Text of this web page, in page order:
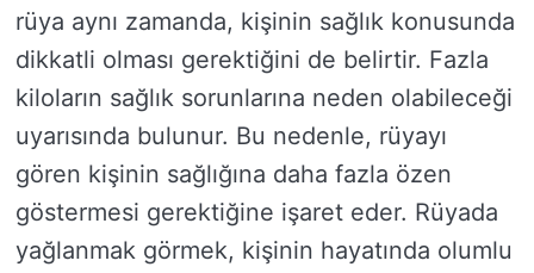
rüya aynı zamanda, kişinin sağlık konusunda
dikkatli olması gerektiğini de belirtir. Fazla
kiloların sağlık sorunlarına neden olabileceği
uyarısında bulunur. Bu nedenle, rüyayı
gören kişinin sağlığına daha fazla özen
göstermesi gerektiğine işaret eder. Rüyada
yağlanmak görmek, kişinin hayatında olumlu